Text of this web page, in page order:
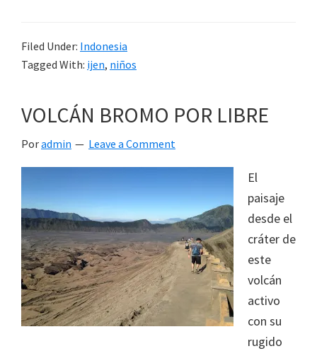
Filed Under: Indonesia
Tagged With: ijen, niños
VOLCÁN BROMO POR LIBRE
Poradmin Leave a Comment
El
paisaje
desde el
cráter de
este
volcán
activo
con su
rugido